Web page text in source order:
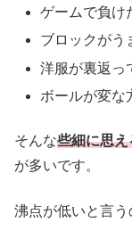
ゲームで負け
ブロックがう
洋服が裏返っ
ボールが変な
そんな些細に思
が多いです。
沸点が低いと言う